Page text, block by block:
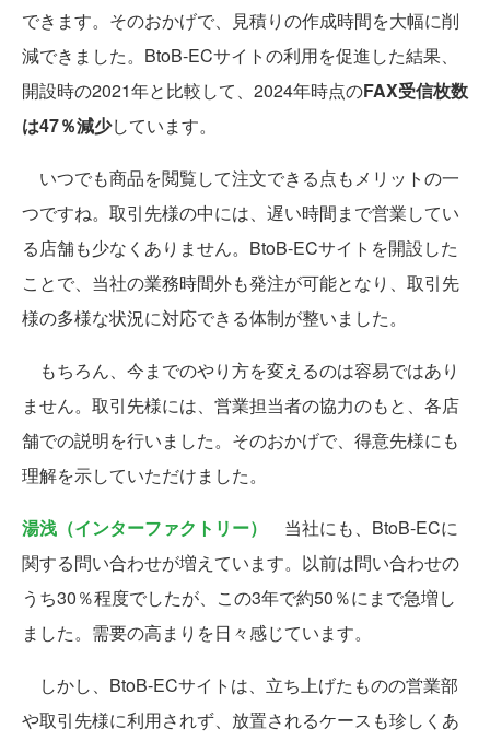
できます。そのおかげで、見積りの作成時間を大幅に削
減できました。BtoB-ECサイトの利用を促進した結果、
開設時の2021年と比較して、2024年時点のFAX受信枚数
は47％減少しています。
いつでも商品を閲覧して注文できる点もメリットの一
つですね。取引先様の中には、遅い時間まで営業してい
る店舗も少なくありません。BtoB-ECサイトを開設した
ことで、当社の業務時間外も発注が可能となり、取引先
様の多様な状況に対応できる体制が整いました。
もちろん、今までのやり方を変えるのは容易ではあり
ません。取引先様には、営業担当者の協力のもと、各店
舗での説明を行いました。そのおかげで、得意先様にも
理解を示していただけました。
湯浅（インターファクトリー）
当社にも、BtoB-ECに
関する問い合わせが増えています。以前は問い合わせの
うち30％程度でしたが、この3年で約50％にまで急増し
ました。需要の高まりを日々感じています。
しかし、BtoB-ECサイトは、立ち上げたものの営業部
や取引先様に利用されず、放置されるケースも珍しくあ